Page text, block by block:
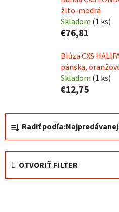
žlto-modrá
Skladom (1 ks)
€76,81
Blúza CXS
pánska,
Skladom (1 ks)
€12,75
R
d
Radiť podľa:
OTVORIŤ FILTER